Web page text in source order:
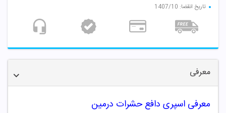
تاریخ انقضا: 1407/10
معرفی
معرفی اسپری دافع حشرات درمین